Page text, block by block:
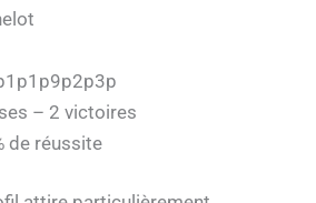
– 2 victoires
de réussite